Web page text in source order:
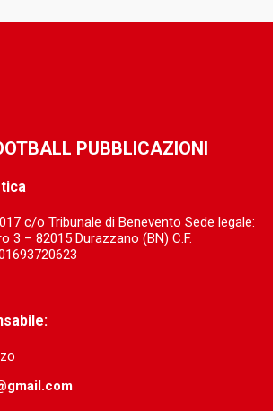
PUBBLICAZIONI
c/o Tribunale di Benevento Sede legale:
3 – 82015 Durazzano (BN) C.F.